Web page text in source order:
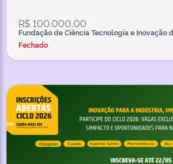
R$ 100.000,00
Fundação de Ciência Tecnologia e Inovação
Fechado